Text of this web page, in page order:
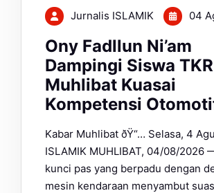
Jurnalis ISLAMIK 04
Ony Fadllun Ni’am
Dampingi Siswa
Muhlibat Kuasai
Kompetensi
Kabar Muhlibat ðŸ“… Selasa, 4
ISLAMIK MUHLIBAT, 04/08/2026
kunci pas yang berpadu dengan
mesin kendaraan menyambut